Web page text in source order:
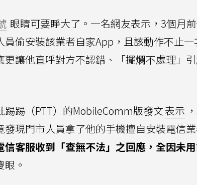
眼睛可要睜大了。一名網友表示，3個月
員偷安裝該業者自家App，且該動作不止
更讓他直呼對方不認錯、「擺爛不處理」
踢踢（PTT）的MobileComm版發文表示
發現門市人員拿了他的手機擅自安裝電信
信客服收到「查無不法」之回應，全因未
眼。